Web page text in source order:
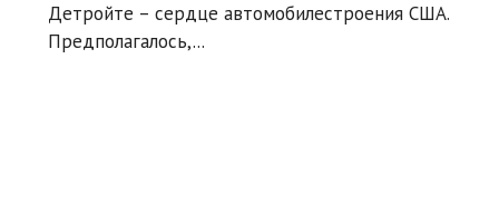
Детройте – сердце автомобилестроения США.
Предполагалось,...